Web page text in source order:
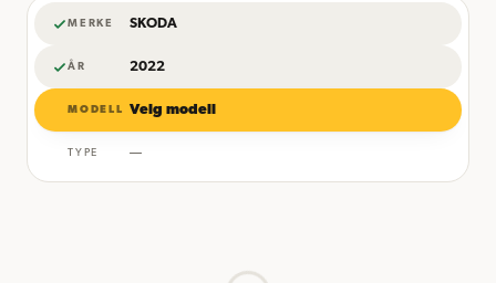
MERKE SKODA
ÅR 2022
MODELL Velg modell
TYPE —